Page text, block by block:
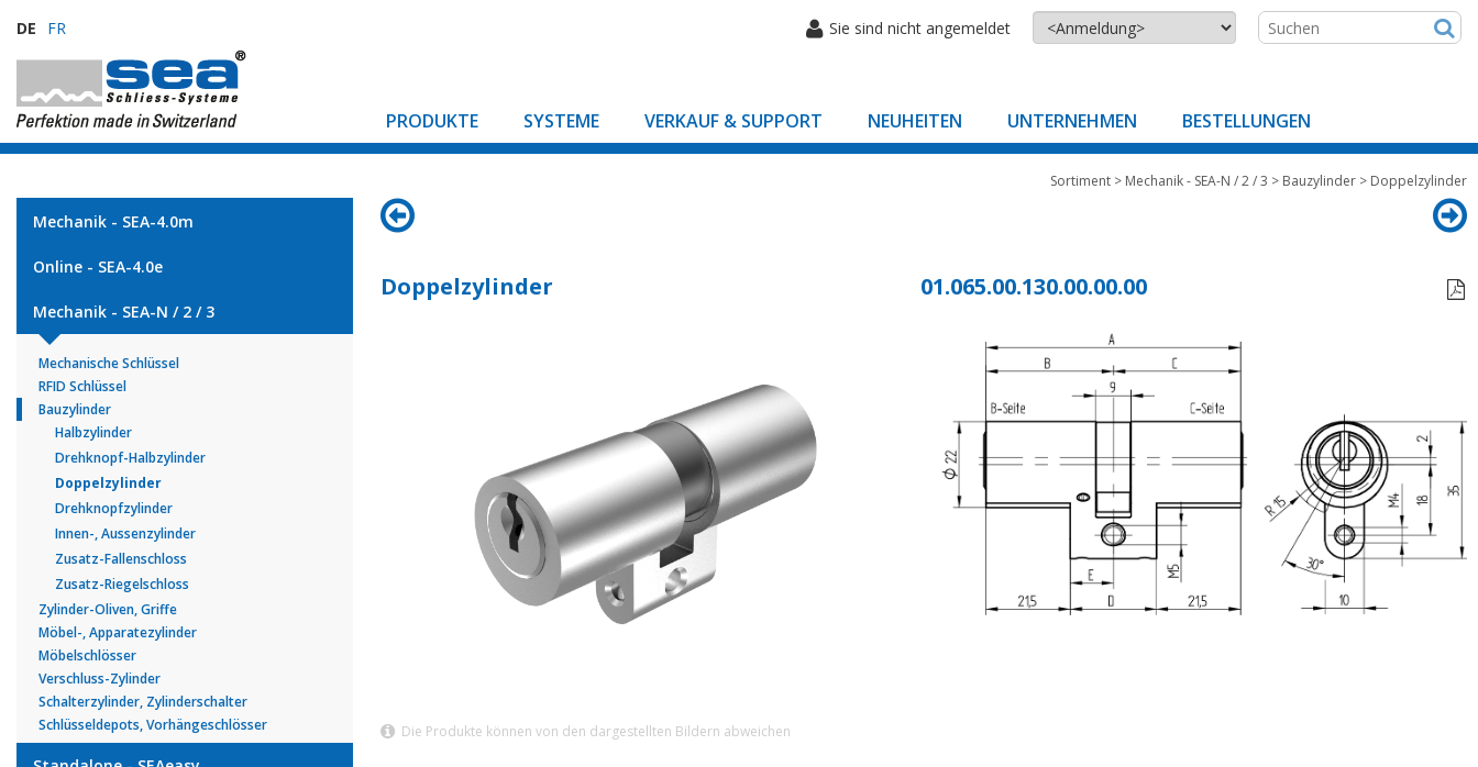
DE FR Sie sind nicht angemeldet
PRODUKTE SYSTEME VERKAUF & SUPPORT NEUHEITEN UNTERNEHMEN BESTELLUNGEN
Mechanik - SEA-4.0m
Online - SEA-4.0e
Mechanik - SEA-N / 2 / 3
Mechanische Schlüssel
RFID Schlüssel
Bauzylinder
Halbzylinder
Drehknopf-Halbzylinder
Doppelzylinder
Drehknopfzylinder
Innen-, Aussenzylinder
Zusatz-Fallenschloss
Zusatz-Riegelschloss
Zylinder-Oliven, Griffe
Möbel-, Apparatezylinder
Möbelschlösser
Verschluss-Zylinder
Schalterzylinder, Zylinderschalter
Schlüsseldepots, Vorhängeschlösser
Sortiment > Mechanik - SEA-N / 2 / 3 > Bauzylinder > Doppelzylinder
Doppelzylinder 01.065.00.130.00.00.00 
Die Produkte können von den dargestellten Bildern abweichen